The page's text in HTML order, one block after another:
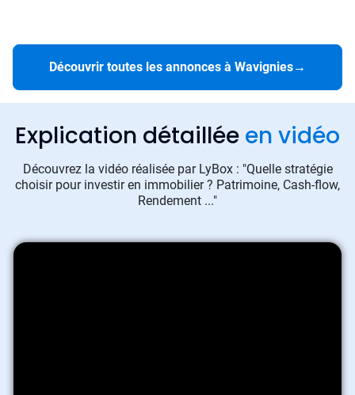
Découvrir toutes les annonces à Wavignies→
Explication détaillée en vidéo
Découvrez la vidéo réalisée par LyBox : "Quelle stratégie
choisir pour investir en immobilier ? Patrimoine, Cash-flow,
Rendement ..."